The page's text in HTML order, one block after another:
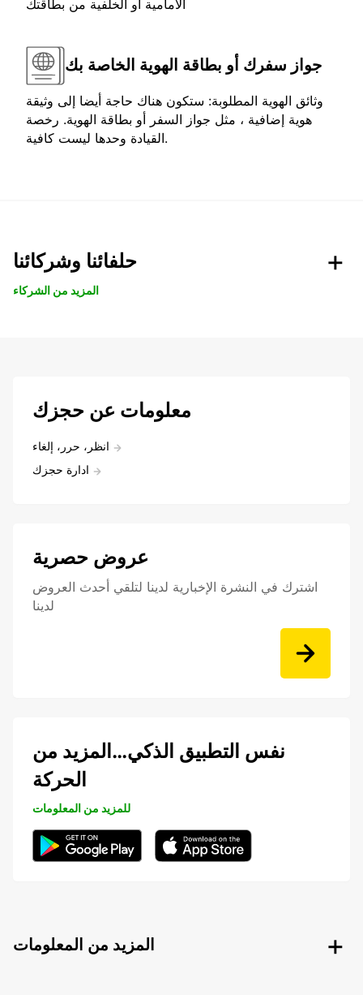
الأمامية أو الخلفية من بطاقتك
جواز سفرك أو بطاقة الهوية الخاصة بك
وثائق الهوية المطلوبة: ستكون هناك حاجة أيضا إلى وثيقة
هوية إضافية ، مثل جواز السفر أو بطاقة الهوية. رخصة
القيادة وحدها ليست كافية.
حلفائنا وشركائنا
المزيد من الشركاء
معلومات عن حجزك
انظر، حرر، إلغاء
ادارة حجزك
عروض حصرية
اشترك في النشرة الإخبارية لدينا لتلقي أحدث العروض
لدينا
نفس التطبيق الذكي…المزيد من
الحركة
للمزيد من المعلومات
المزيد من المعلومات